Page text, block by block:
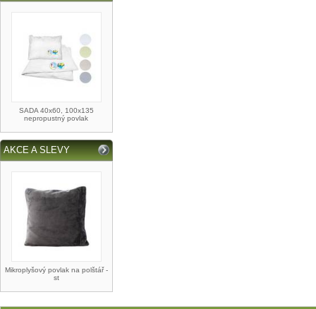
SADA 40x60, 100x135
nepropustný povlak
AKCE A SLEVY
Mikroplyšový povlak na polštář -
st